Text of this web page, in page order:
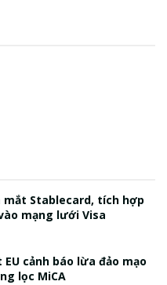
mắt Stablecard, tích hợp
mạng lưới Visa
cảnh báo lừa đảo mạo
lọc MiCA